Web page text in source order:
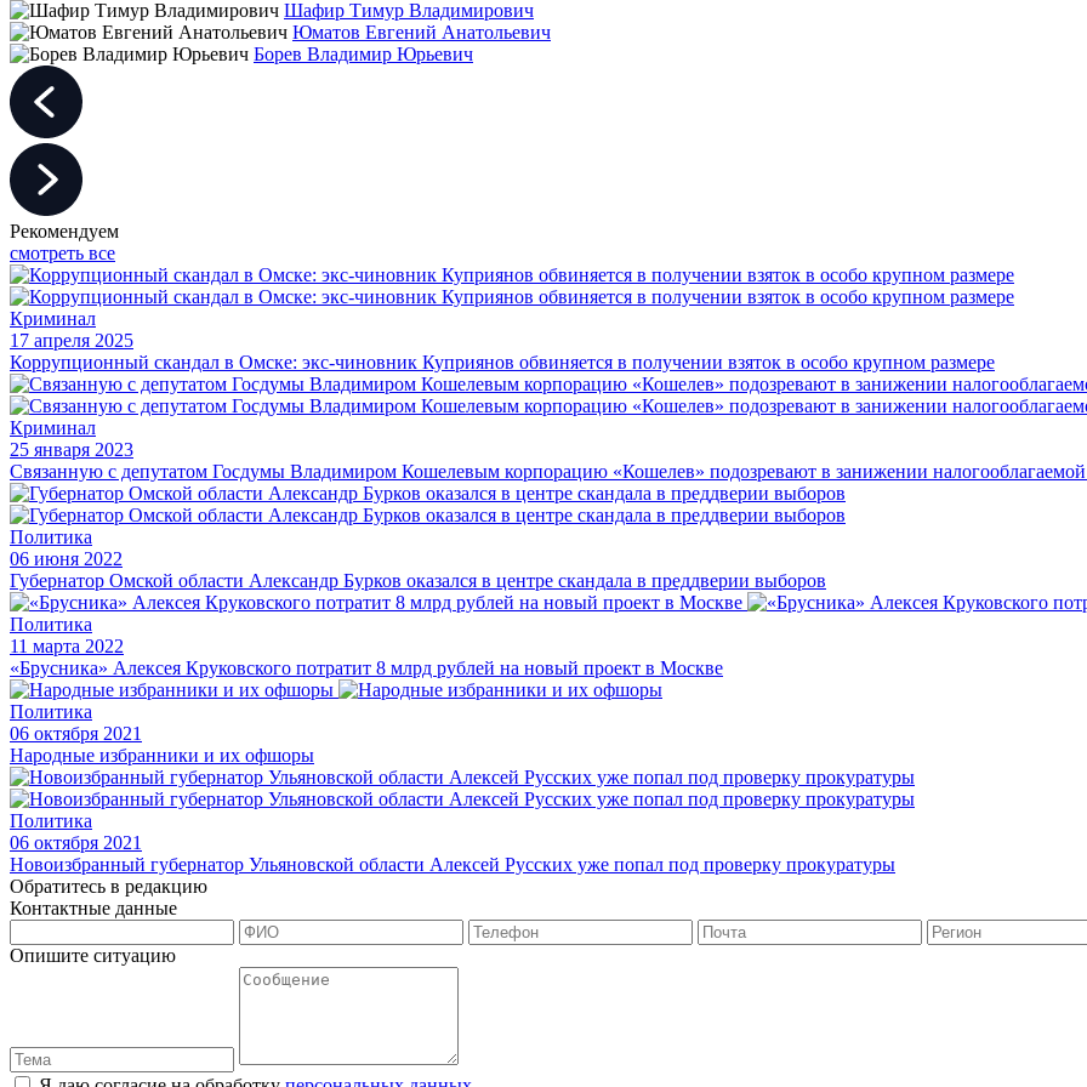
Шафир Тимур Владимирович
Юматов Евгений Анатольевич
Борев Владимир Юрьевич
Рекомендуем
смотреть все
Криминал
17 апреля 2025
Коррупционный скандал в Омске: экс-чиновник Куприянов обвиняется в получении взяток в особо крупном размере
Криминал
25 января 2023
Связанную с депутатом Госдумы Владимиром Кошелевым корпорацию «Кошелев» подозревают в занижении
Политика
06 июня 2022
Губернатор Омской области Александр Бурков оказался в центре скандала в преддверии выборов
Политика
11 марта 2022
«Брусника» Алексея Круковского потратит 8 млрд рублей на новый проект в Москве
Политика
06 октября 2021
Народные избранники и их офшоры
Политика
06 октября 2021
Новоизбранный губернатор Ульяновской области Алексей Русских уже попал под проверку прокуратуры
Обратитесь в редакцию
Контактные данные
Опишите ситуацию